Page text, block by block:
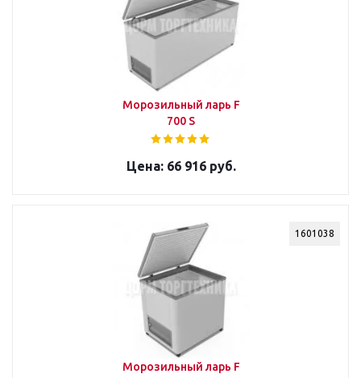
Морозильный ларь F
700 S
66 916 руб.
1601038
Морозильный ларь F